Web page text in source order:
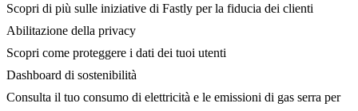
Scopri di più sulle iniziative di Fastly per la fiducia dei clienti
Abilitazione della privacy
Scopri come proteggere i dati dei tuoi utenti
Dashboard di sostenibilità
Consulta il tuo consumo di elettricità e le emissioni di gas serra per